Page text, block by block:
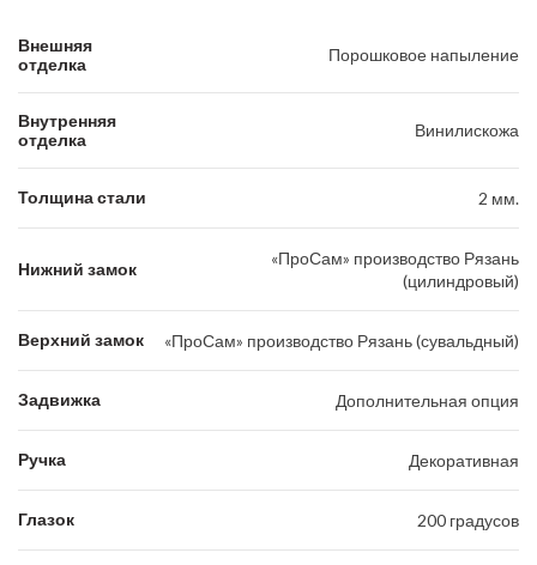
Внешняя
отделка
Порошковое напыление
Внутренняя
отделка
Винилискожа
Толщина стали 2 мм.
Нижний замок
«ПроСам» производство Рязань
(цилиндровый)
Верхний замок «ПроСам» производство Рязань (сувальдный)
Задвижка Дополнительная опция
Ручка Декоративная
Глазок 200 градусов